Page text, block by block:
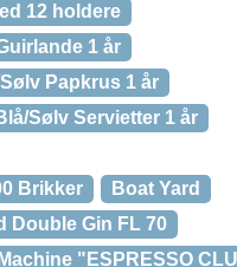
12 holdere
1 år
Papkrus 1 år
Sølv Servietter 1 år
Brikker
Boat Yard
Double Gin FL 70
"ESPRESSO